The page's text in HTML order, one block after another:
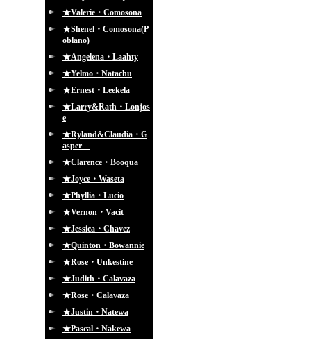
★Valerie・Comosona
★Shenel・Comosona(P
oblano)
★Angelena・Laahty
★Yelmo・Natachu
★Ernest・Leekela
★Larry&Rath・Lonjos
e
★Ryland&Claudia・G
asper
★Clarence・Booqua
★Joyce・Waseta
★Phyllia・Lucio
★Vernon・Vacit
★Jessica・Chavez
★Quinton・Bowannie
★Rose・Unkestine
★Judith・Calavaza
★Rose・Calavaza
★Justin・Natewa
★Pascal・Nakewa